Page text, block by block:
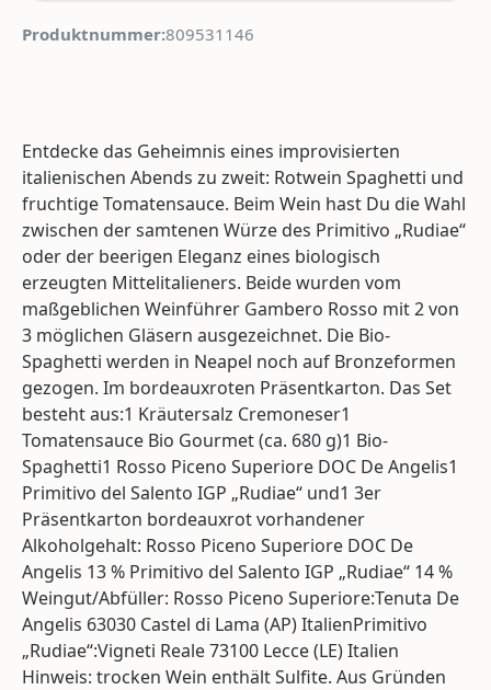
Produktnummer:809531146
Entdecke das Geheimnis eines improvisierten
italienischen Abends zu zweit: Rotwein Spaghetti und
fruchtige Tomatensauce. Beim Wein hast Du die Wahl
zwischen der samtenen Würze des Primitivo „Rudiae“
oder der beerigen Eleganz eines biologisch
erzeugten Mittelitalieners. Beide wurden vom
maßgeblichen Weinführer Gambero Rosso mit 2 von
3 möglichen Gläsern ausgezeichnet. Die Bio-
Spaghetti werden in Neapel noch auf Bronzeformen
gezogen. Im bordeauxroten Präsentkarton. Das Set
besteht aus:1 Kräutersalz Cremoneser1
Tomatensauce Bio Gourmet (ca. 680 g)1 Bio-
Spaghetti1 Rosso Piceno Superiore DOC De Angelis1
Primitivo del Salento IGP „Rudiae“ und1 3er
Präsentkarton bordeauxrot vorhandener
Alkoholgehalt: Rosso Piceno Superiore DOC De
Angelis 13 % Primitivo del Salento IGP „Rudiae“ 14 %
Weingut/Abfüller: Rosso Piceno Superiore:Tenuta De
Angelis 63030 Castel di Lama (AP) ItalienPrimitivo
„Rudiae“:Vigneti Reale 73100 Lecce (LE) Italien
Hinweis: trocken Wein enthält Sulfite. Aus Gründen